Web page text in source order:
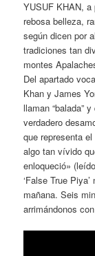
YUSUF KHAN,
rebosa belleza,
según dicen por
tradiciones tan
montes
Del apartado
Khan y James
llaman “balada”
verdadero
que representa
algo tan vívido
enloqueció»
‘False True
mañana. Seis
arrimándonos